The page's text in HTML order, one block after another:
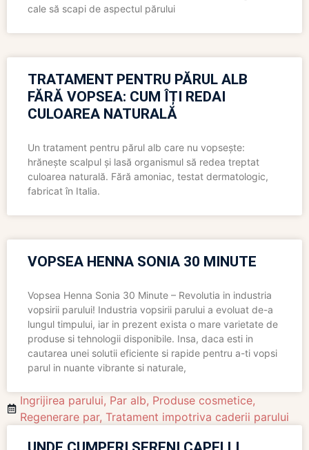
cale să scapi de aspectul părului
TRATAMENT PENTRU PĂRUL ALB
FĂRĂ VOPSEA: CUM ÎȚI REDAI
CULOAREA NATURALĂ
Un tratament pentru părul alb care nu vopsește:
hrănește scalpul și lasă organismul să redea treptat
culoarea naturală. Fără amoniac, testat dermatologic,
fabricat în Italia.
VOPSEA HENNA SONIA 30 MINUTE
Vopsea Henna Sonia 30 Minute – Revolutia in industria
vopsirii parului! Industria vopsirii parului a evoluat de-a
lungul timpului, iar in prezent exista o mare varietate de
produse si tehnologii disponibile. Insa, daca esti in
cautarea unei solutii eficiente si rapide pentru a-ti vopsi
parul in nuante vibrante si naturale,
Ingrijirea parului, Par alb, Produse cosmetice,
Regenerare par, Tratament impotriva caderii parului